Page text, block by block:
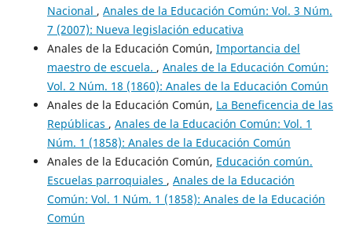
Nacional , Anales de la Educación Común: Vol. 3 Núm.
7 (2007): Nueva legislación educativa
Anales de la Educación Común, Importancia del
maestro de escuela. , Anales de la Educación Común:
Vol. 2 Núm. 18 (1860): Anales de la Educación Común
Anales de la Educación Común, La Beneficencia de las
Repúblicas , Anales de la Educación Común: Vol. 1
Núm. 1 (1858): Anales de la Educación Común
Anales de la Educación Común, Educación común.
Escuelas parroquiales , Anales de la Educación
Común: Vol. 1 Núm. 1 (1858): Anales de la Educación
Común